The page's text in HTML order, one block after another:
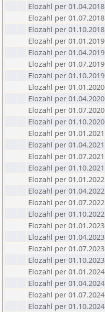
Elozahl per 01.04.2018
Elozahl per 01.07.2018
Elozahl per 01.10.2018
Elozahl per 01.01.2019
Elozahl per 01.04.2019
Elozahl per 01.07.2019
Elozahl per 01.10.2019
Elozahl per 01.01.2020
Elozahl per 01.04.2020
Elozahl per 01.07.2020
Elozahl per 01.10.2020
Elozahl per 01.01.2021
Elozahl per 01.04.2021
Elozahl per 01.07.2021
Elozahl per 01.10.2021
Elozahl per 01.01.2022
Elozahl per 01.04.2022
Elozahl per 01.07.2022
Elozahl per 01.10.2022
Elozahl per 01.01.2023
Elozahl per 01.04.2023
Elozahl per 01.07.2023
Elozahl per 01.10.2023
Elozahl per 01.01.2024
Elozahl per 01.04.2024
Elozahl per 01.07.2024
Elozahl per 01.10.2024